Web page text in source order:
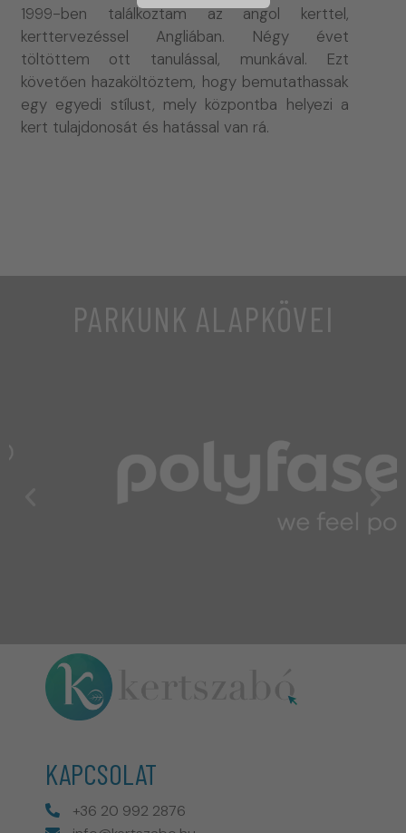
1999-ben találkoztam az angol kerttel,
kerttervezéssel Angliában. Négy évet
töltöttem ott tanulással, munkával. Ezt
követően hazaköltöztem, hogy bemutathassak
egy egyedi stílust, mely központba helyezi a
kert tulajdonosát és hatással van rá.
PARKUNK ALAPKÖVEI
KAPCSOLAT
+36 20 992 2876